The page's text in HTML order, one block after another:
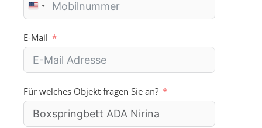
U
n
i
t
e
d
t
t
E-Mail
Für welches Objekt fragen Sie an?